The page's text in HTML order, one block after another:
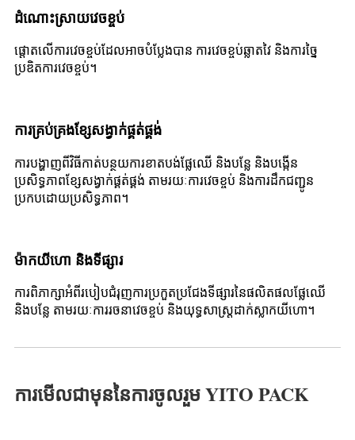
ដំណោះស្រាយវេចខ្ចប់
ផ្តោតលើការវេចខ្ចប់ដែលអាចបំប្លែងបាន ការវេចខ្ចប់ឆ្លាតវៃ និងការច្នៃ
ប្រឌិតការវេចខ្ចប់។
ការគ្រប់គ្រងខ្សែសង្វាក់ផ្គត់ផ្គង់
ការបង្ហាញពីវិធីកាត់បន្ថយការខាតបង់ផ្លែឈើ និងបន្លែ និងបង្កើន
ប្រសិទ្ធភាពខ្សែសង្វាក់ផ្គត់ផ្គង់ តាមរយៈការវេចខ្ចប់ និងការដឹកជញ្ជូន
ប្រកបដោយប្រសិទ្ធភាព។
ម៉ាកយីហោ និងទីផ្សារ
ការពិភាក្សាអំពីរបៀបជំរុញការប្រកួតប្រជែងទីផ្សារនៃផលិតផលផ្លែឈើ
និងបន្លែ តាមរយៈការរចនាវេចខ្ចប់ និងយុទ្ធសាស្រ្តដាក់ស្លាកយីហោ។
ការមើលជាមុននៃការចូលរួម YITO PACK